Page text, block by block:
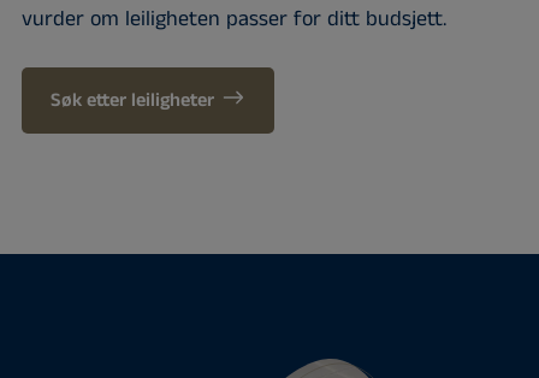
vurder om leiligheten passer for ditt budsjett.
Søk etter leiligheter